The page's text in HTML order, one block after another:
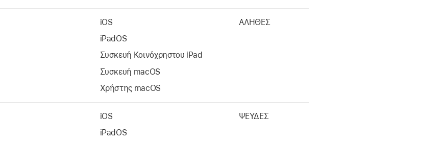
iOS
iPadOS
Συσκευή Κοινόχρηστου iPad
Συσκευή macOS
Χρήστης macOS
ΑΛΗΘΕΣ
iOS
iPadOS
ΨΕΥΔΕΣ